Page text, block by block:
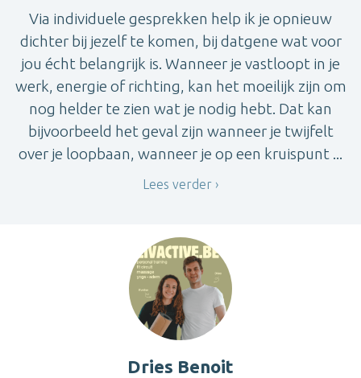
Via individuele gesprekken help ik je opnieuw
dichter bij jezelf te komen, bij datgene wat voor
jou écht belangrijk is. Wanneer je vastloopt in je
werk, energie of richting, kan het moeilijk zijn om
nog helder te zien wat je nodig hebt. Dat kan
bijvoorbeeld het geval zijn wanneer je twijfelt
over je loopbaan, wanneer je op een kruispunt ...
Lees verder
Dries Benoit